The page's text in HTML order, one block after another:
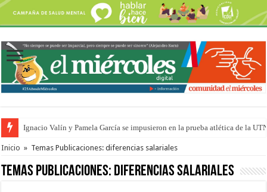
Ignacio Valín y Pamela García se impusieron en la prueba atlética de la
Traigo el litoral en mi canción: 100 años de Aníbal Sampayo
Inicio » Temas Publicaciones: diferencias salariales
Temas Publicaciones: diferencias salariales